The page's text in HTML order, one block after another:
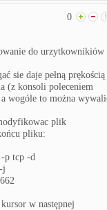
0
do urzytkownikiów
sie daje pełną prękością
(z konsoli poleceniem
wogóle to można
plik
pliku:
p tcp -d
j
w następnej